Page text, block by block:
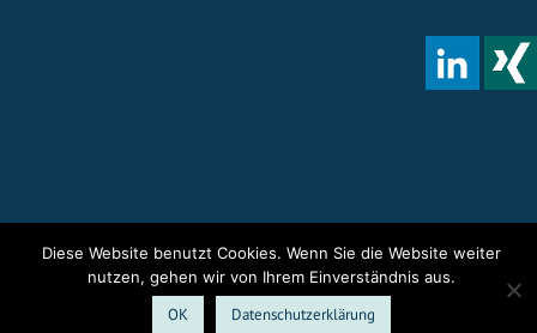
Diese Website benutzt Cookies. Wenn Sie die Website weiter
nutzen, gehen wir von Ihrem Einverständnis aus.
OK Datenschutzerklärung